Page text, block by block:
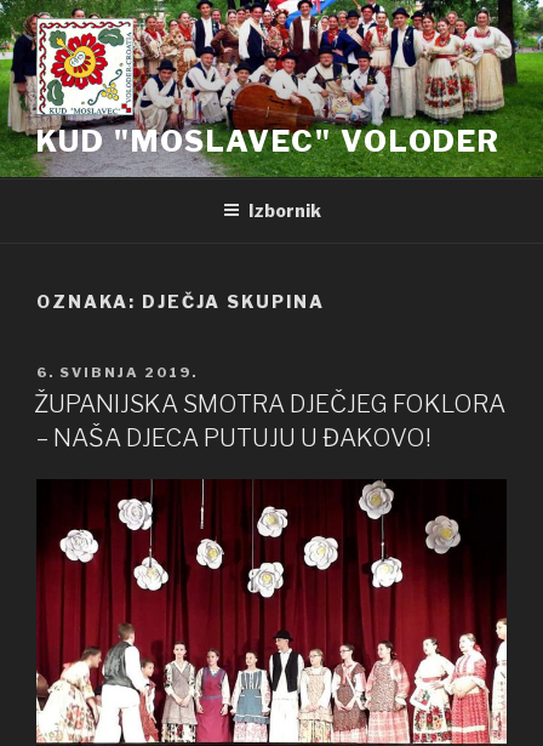
Preskoči
na
sadržaj
KUD "MOSLAVEC" VOLODER
Izbornik
OZNAKA: DJEČJA SKUPINA
OBJAVLJENO
6. SVIBNJA 2019.
ŽUPANIJSKA SMOTRA DJEČJEG FOKLORA
– NAŠA DJECA PUTUJU U ĐAKOVO!